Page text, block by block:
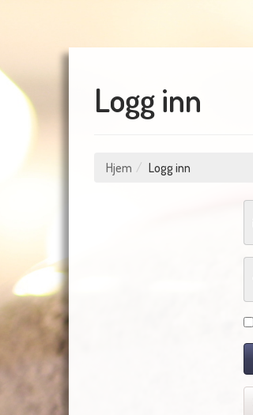
Logg inn
Hjem Logg inn